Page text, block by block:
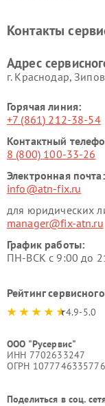
Контакты
Адрес
г. Краснодар,
Горячая линия:
+7 (861) 212-38-54
Контактный
8 (800) 100-33-26
Электронная почта:
info@atn-fix.ru
для юридических
manager@fix-atn.ru
График работы:
ПН-ВСК с 9:00 до
Рейтинг
4.9-5.0
ООО "Русервис"
ИНН 7702633247
ОГРН 1077746335776
Поделиться в соц.